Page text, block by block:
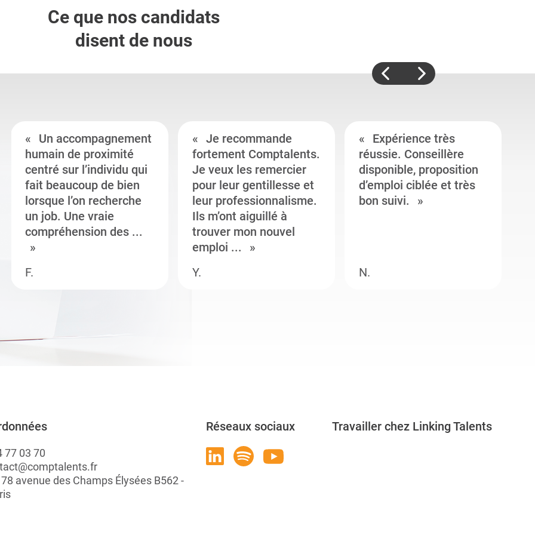
Ce que nos candidats
disent de nous
Un accompagnement
humain de proximité
centré sur l’individu qui
fait beaucoup de bien
lorsque l’on recherche
un job. Une vraie
compréhension des ...
F.
Je recommande
fortement Comptalents.
Je veux les remercier
pour leur gentillesse et
leur professionnalisme.
Ils m’ont aiguillé à
trouver mon nouvel
emploi ...
Y.
Expérience très
réussie. Conseillère
disponible, proposition
d’emploi ciblée et très
bon suivi.
N.
77 03 70
avenue des Champs Élysées B562 -
Réseaux sociaux Travailler chez Linking Talents